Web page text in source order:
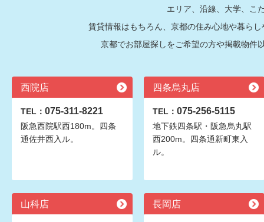
エリア、沿線、大学、こ
賃貸情報はもちろん、京都の住み心地や暮ら
京都でお部屋探しをご希望の方や掲載物件
西院店
TEL： 075-311-8221
阪急西院駅西180m。四条
通佐井西入ル。
四条烏丸店
TEL： 075-256-5115
地下鉄四条駅・阪急烏丸駅
西200m。四条通新町東入
ル。
山科店 長岡店